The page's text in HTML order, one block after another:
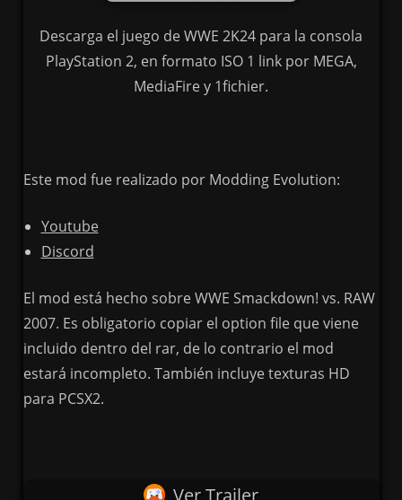
Descarga el juego de WWE 2K24 para la consola
PlayStation 2, en formato ISO 1 link por MEGA,
MediaFire y 1fichier.
Este mod fue realizado por Modding Evolution:
Youtube
Discord
El mod está hecho sobre WWE Smackdown! vs. RAW
2007. Es obligatorio copiar el option file que viene
incluido dentro del rar, de lo contrario el mod
estará incompleto. También incluye texturas HD
para PCSX2.